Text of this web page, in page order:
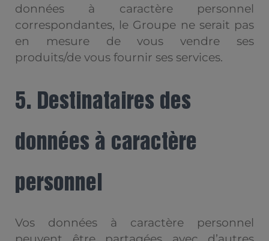
données à caractère personnel
correspondantes, le Groupe ne serait pas
en mesure de vous vendre ses
produits/de vous fournir ses services.
5. Destinataires des
données à caractère
personnel
Vos données à caractère personnel